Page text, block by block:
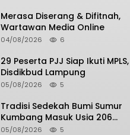
Merasa Diserang & Difitnah,
Wartawan Media Online
04/08/2026 6
29 Peserta PJJ Siap Ikuti MPLS,
Disdikbud Lampung
05/08/2026 5
Tradisi Sedekah Bumi Sumur
Kumbang Masuk Usia 206
Tahun
05/08/2026 5